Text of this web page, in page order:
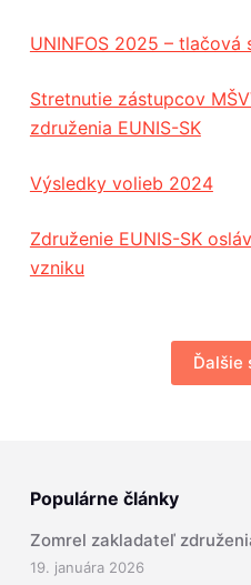
UNINFOS 2025 – tlačová
Stretnutie zástupcov
združenia EUNIS-SK
Výsledky volieb 2024
Združenie EUNIS-SK
vzniku
Ďalšie
Populárne články
Zomrel zakladateľ
19. januára 2026